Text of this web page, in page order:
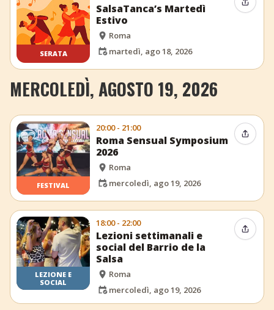
SERATA
SalsaTanca’s Martedì
Estivo
Roma
martedì, ago 18, 2026
MERCOLEDÌ, AGOSTO 19, 2026
FESTIVAL
20:00 - 21:00
Roma Sensual Symposium
2026
Roma
mercoledì, ago 19, 2026
LEZIONE E
SOCIAL
18:00 - 22:00
Lezioni settimanali e
social del Barrio de la
Salsa
Roma
mercoledì, ago 19, 2026